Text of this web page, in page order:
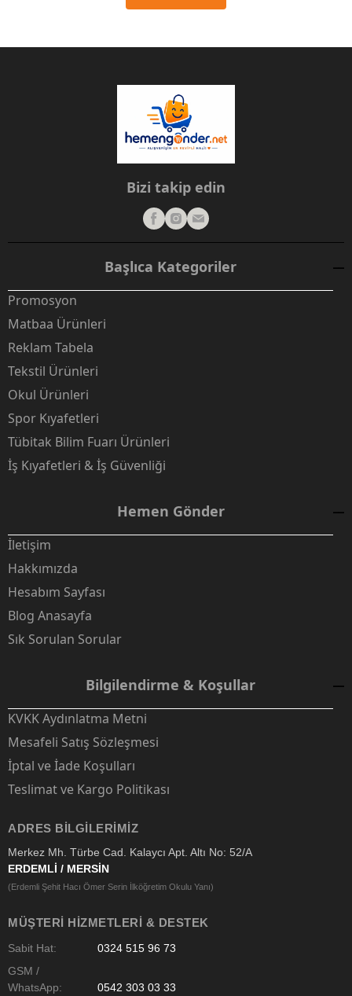
Bizi takip edin
Başlıca Kategoriler
Promosyon
Matbaa Ürünleri
Reklam Tabela
Tekstil Ürünleri
Okul Ürünleri
Spor Kıyafetleri
Tübitak Bilim Fuarı Ürünleri
İş Kıyafetleri & İş Güvenliği
Hemen Gönder
İletişim
Hakkımızda
Hesabım Sayfası
Blog Anasayfa
Sık Sorulan Sorular
Bilgilendirme & Koşullar
KVKK Aydınlatma Metni
Mesafeli Satış Sözleşmesi
İptal ve İade Koşulları
Teslimat ve Kargo Politikası
ADRES BILGILERIMIZ
Merkez Mh. Türbe Cad. Kalaycı Apt. Altı No: 52/A
ERDEMLİ / MERSİN
(Erdemli Şehit Hacı Ömer Serin İlköğretim Okulu Yanı)
MÜŞTERI HIZMETLERI & DESTEK
Sabit Hat:
0324 515 96 73
GSM /
WhatsApp:
0542 303 03 33